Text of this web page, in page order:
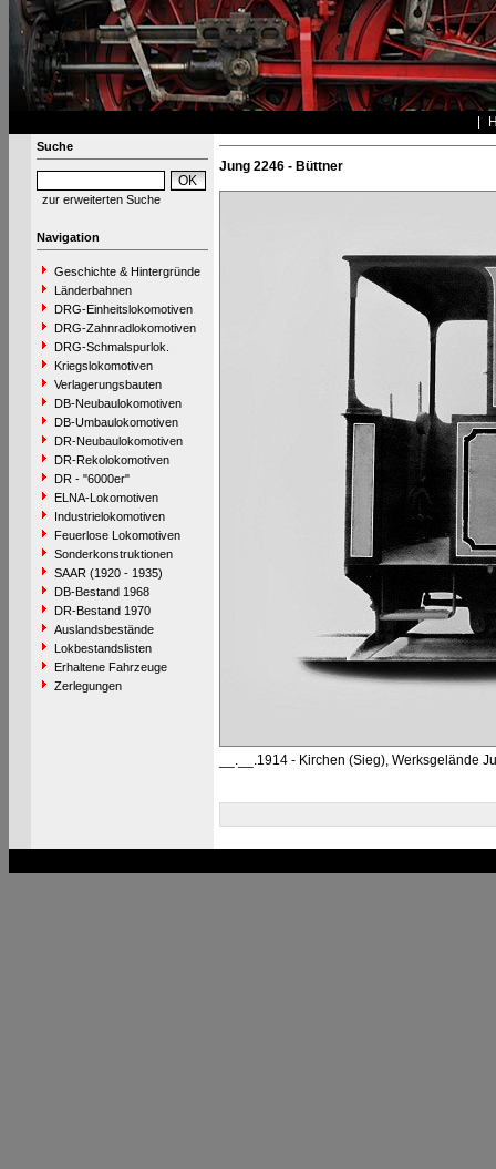
Suche
zur erweiterten Suche
Navigation
Geschichte & Hintergründe
Länderbahnen
DRG-Einheitslokomotiven
DRG-Zahnradlokomotiven
DRG-Schmalspurlok.
Kriegslokomotiven
Verlagerungsbauten
DB-Neubaulokomotiven
DB-Umbaulokomotiven
DR-Neubaulokomotiven
DR-Rekolokomotiven
DR - "6000er"
ELNA-Lokomotiven
Industrielokomotiven
Feuerlose Lokomotiven
Sonderkonstruktionen
SAAR (1920 - 1935)
DB-Bestand 1968
DR-Bestand 1970
Auslandsbestände
Lokbestandslisten
Erhaltene Fahrzeuge
Zerlegungen
Jung 2246 - Büttner
__.__.1914 - Kirchen (Sieg), Werksgelände